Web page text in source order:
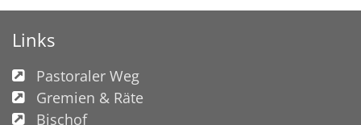
Links
Pastoraler Weg
Gremien & Räte
Bischof